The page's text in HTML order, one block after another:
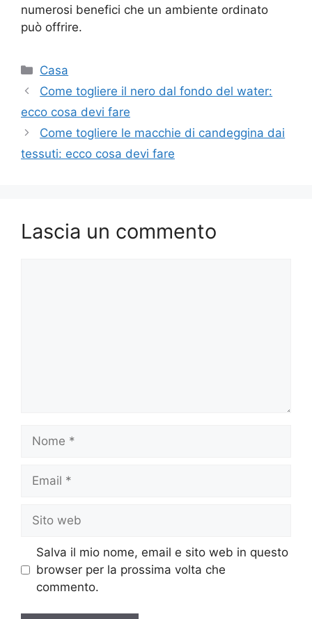
numerosi benefici che un ambiente ordinato
può offrire.
Categorie
Casa
Come togliere il nero dal fondo del water:
ecco cosa devi fare
Come togliere le macchie di candeggina dai
tessuti: ecco cosa devi fare
Lascia un commento
web
Salva il mio nome, email e sito web in questo
browser per la prossima volta che
commento.